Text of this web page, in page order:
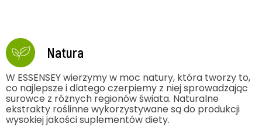
Natura
W ESSENSEY wierzymy w moc natury, która tworzy to,
co najlepsze i dlatego czerpiemy z niej sprowadzając
surowce z różnych regionów świata. Naturalne
ekstrakty roślinne wykorzystywane są do produkcji
wysokiej jakości suplementów diety.